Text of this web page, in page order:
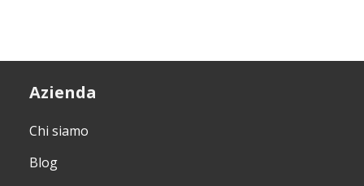
Azienda
Chi siamo
Blog